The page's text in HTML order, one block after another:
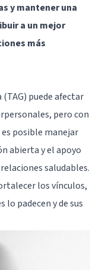
y mantener una
a un mejor
más
puede afectar
pero con
posible manejar
abierta y el apoyo
saludables.
los vínculos,
lo padecen y de sus